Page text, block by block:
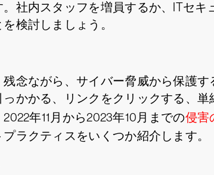
社内スタッフを増員するか、ITセキ
検討しましょう。
念ながら、サイバー脅威から保護
かかる、リンクをクリックする、
年11月から2023年10月までの侵害
ラクティスをいくつか紹介します。